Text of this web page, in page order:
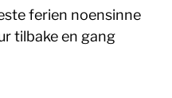
ferien noensinne
tilbake en gang